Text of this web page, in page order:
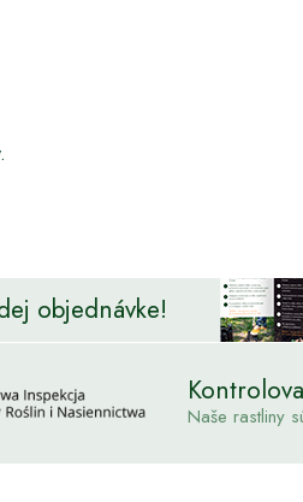
objednávke!
Naše rastliny